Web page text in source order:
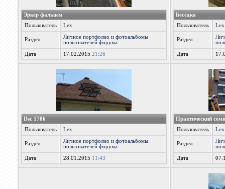
Эркер фальцем
Пользователь
Lex
Раздел
Личное портфолио и фотоальбомы
пользователей форума
Дата 17.02.2015 21:26
Беседка
Пользователь
Lex
Раздел
Дата
Dsc 1786
Пользователь
Lex
Раздел
Личное портфолио и фотоальбомы
пользователей форума
Дата 28.01.2015 11:43
Практический
Пользователь
Lex
Раздел
Дата